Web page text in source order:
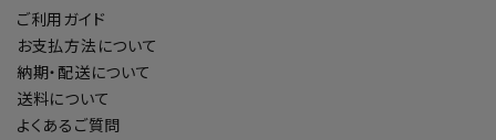
ご利用ガイド
お支払方法について
納期・配送について
送料について
よくあるご質問